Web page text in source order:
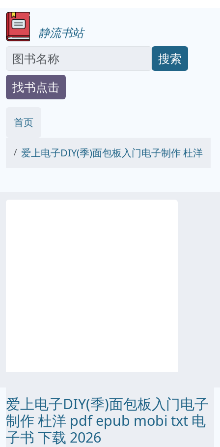
静流书站
搜索
找书点击
首页
爱上电子DIY(季)面包板入门电子制作 杜洋
爱上电子DIY(季)面包板入门电子
制作 杜洋 pdf epub mobi txt 电
子书 下载 2026